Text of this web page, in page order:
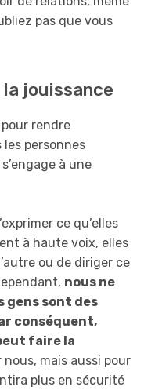
pas que vous
jouissance
rendre
les personnes
à une
ce qu’elles
à haute voix, elles
ou de diriger ce
nous ne
gens sont des
conséquent,
faire la
mais aussi pour
plus en sécurité